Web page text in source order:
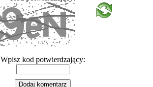
Wpisz kod potwierdzający: